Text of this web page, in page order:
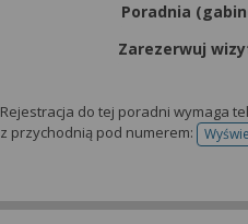
Poradnia
Zarezerwuj
Rejestracja do tej poradni wymaga
z przychodnią pod numerem: